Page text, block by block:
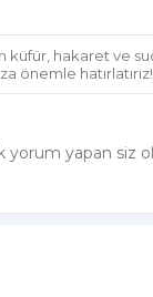
küfür, hakaret ve
önemle hatırlatırız!
yorum yapan siz